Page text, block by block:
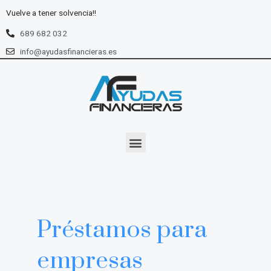
contenido
Vuelve a tener solvencia!!
689 682 032
info@ayudasfinancieras.es
Préstamos para
empresas